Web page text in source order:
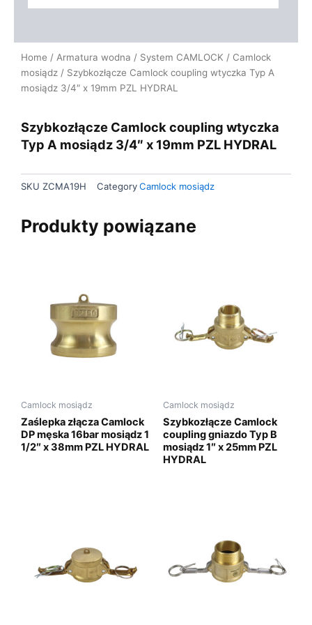
Home / Armatura wodna / System CAMLOCK / Camlock
mosiądz / Szybkozłącze Camlock coupling wtyczka Typ A
mosiądz 3/4″ x 19mm PZL HYDRAL
Szybkozłącze Camlock coupling wtyczka
Typ A mosiądz 3/4″ x 19mm PZL HYDRAL
SKU ZCMA19H CategoryCamlock mosiądz
Produkty powiązane
Camlock mosiądz
Zaślepka złącza Camlock
DP męska 16bar mosiądz 1
1/2″ x 38mm PZL HYDRAL
Camlock mosiądz
Szybkozłącze Camlock
coupling gniazdo Typ B
mosiądz 1″ x 25mm PZL
HYDRAL